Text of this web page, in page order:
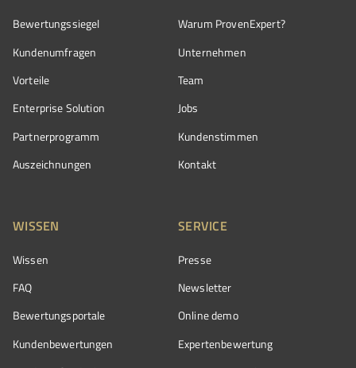
Bewertungssiegel
Kundenumfragen
Vorteile
Enterprise Solution
Partnerprogramm
Auszeichnungen
Warum ProvenExpert?
Unternehmen
Team
Jobs
Kundenstimmen
Kontakt
WISSEN
Wissen
FAQ
Bewertungsportale
Kundenbewertungen
SERVICE
Presse
Newsletter
Online demo
Expertenbewertung